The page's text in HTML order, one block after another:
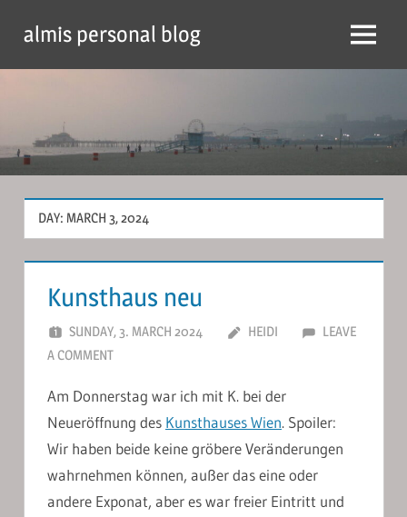
content
almis personal blog Menu
DAY: MARCH 3, 2024
Kunsthaus neu
SUNDAY, 3. MARCH 2024 HEIDI
LEAVE
A COMMENT
Am Donnerstag war ich mit K. bei der
Neueröffnung des Kunsthauses Wien. Spoiler:
Wir haben beide keine gröbere Veränderungen
wahrnehmen können, außer das eine oder
andere Exponat, aber es war freier Eintritt und